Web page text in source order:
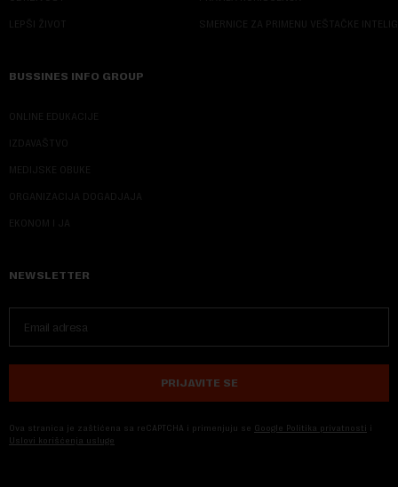
LEPŠI ŽIVOT SMERNICE ZA PRIMENU VEŠTAČKE
BUSSINES INFO GROUP
ONLINE EDUKACIJE
IZDAVAŠTVO
MEDIJSKE OBUKE
ORGANIZACIJA DOGADJAJA
EKONOM I JA
NEWSLETTER
PRIJAVITE SE
Ova stranica je zaštićena sa reCAPTCHA i primenjuju se Google Politika privatnosti i
Uslovi korišćenja usluge